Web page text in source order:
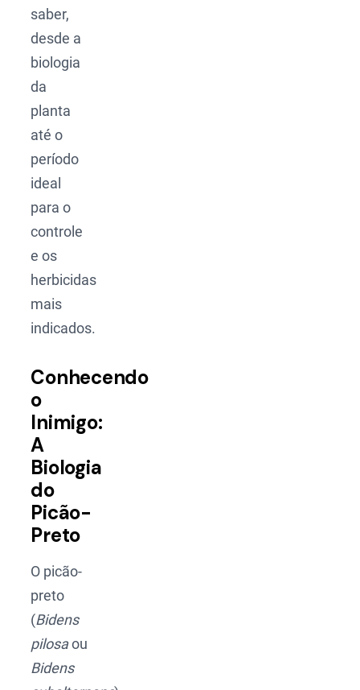
saber,
desde a
biologia
da
planta
até o
período
ideal
para o
controle
e os
herbicidas
mais
indicados.
Conhecendo
o
Inimigo:
A
Biologia
do
Picão-
Preto
O picão-
preto
(Bidens
pilosaou
Bidens